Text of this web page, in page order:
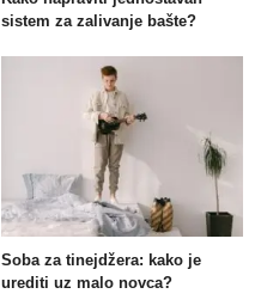
sistem za zalivanje bašte?
Soba za tinejdžera: kako je
urediti uz malo novca?